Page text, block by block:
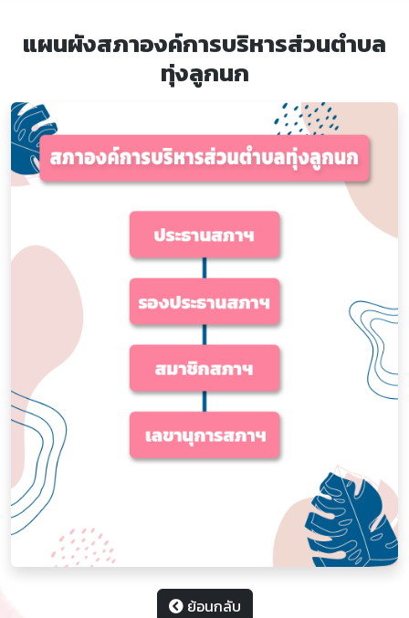
แผนผังสภาองค์การบริหารส่วนตำบล
ทุ่งลูกนก
ย้อนกลับ